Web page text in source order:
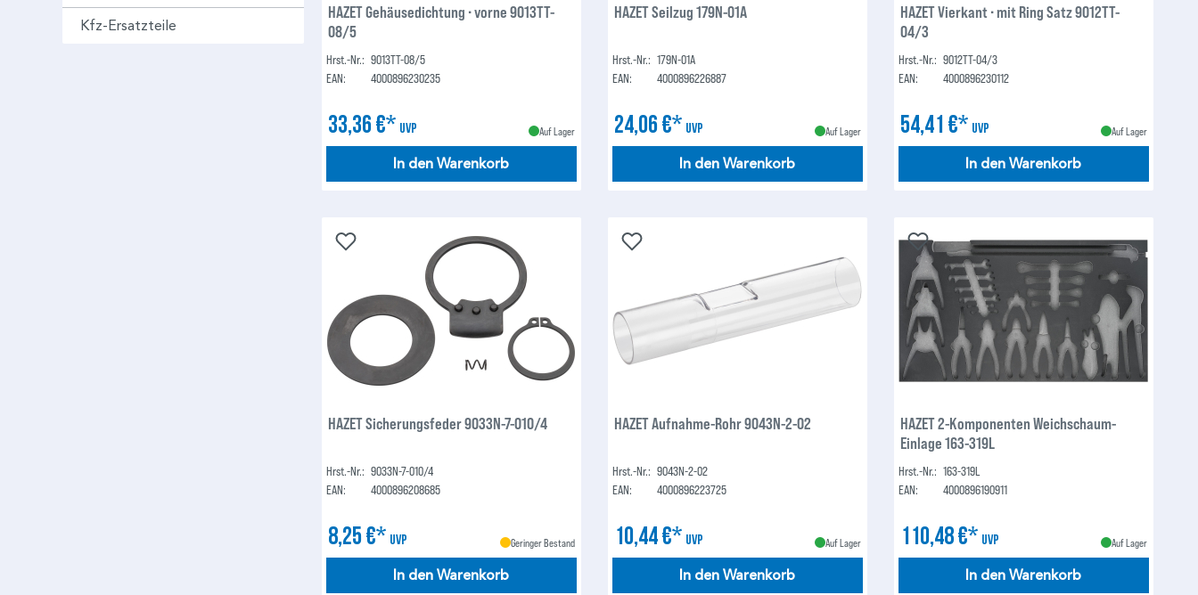
Kfz-Ersatzteile
HAZET Gehäusedichtung ∙ vorne 9013TT-
08/5
Hrst.-Nr.: 9013TT-08/5
EAN:
4000896230235
33,36 €* UVP Auf Lager
In den Warenkorb
HAZET Seilzug 179N-01A
Hrst.-Nr.: 179N-01A
EAN:
4000896226887
24,06 €* UVP Auf Lager
In den Warenkorb
HAZET Vierkant ∙ mit Ring Satz 9012TT-
04/3
Hrst.-Nr.: 9012TT-04/3
EAN:
4000896230112
54,41 €* UVP Auf Lager
In den Warenkorb
HAZET Sicherungsfeder 9033N-7-010/4
Hrst.-Nr.: 9033N-7-010/4
EAN:
4000896208685
8,25 €* UVP Geringer Bestand
In den Warenkorb
HAZET Aufnahme-Rohr 9043N-2-02
Hrst.-Nr.: 9043N-2-02
EAN:
4000896223725
10,44 €* UVP Auf Lager
In den Warenkorb
HAZET 2-Komponenten Weichschaum-
Einlage 163-319L
Hrst.-Nr.: 163-319L
EAN:
4000896190911
110,48 €* UVP Auf Lager
In den Warenkorb